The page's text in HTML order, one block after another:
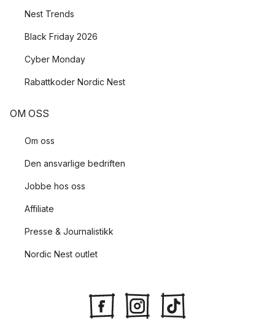
Nest Trends
Black Friday 2026
Cyber Monday
Rabattkoder Nordic Nest
OM OSS
Om oss
Den ansvarlige bedriften
Jobbe hos oss
Affiliate
Presse & Journalistikk
Nordic Nest outlet